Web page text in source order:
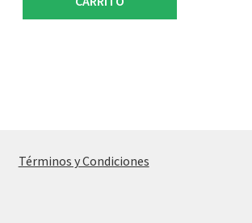
Términos y Condiciones